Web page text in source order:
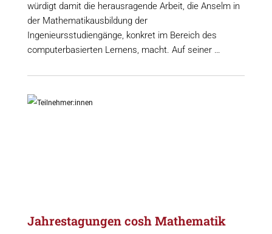
würdigt damit die herausragende Arbeit, die Anselm in
der Mathematikausbildung der
Ingenieursstudiengänge, konkret im Bereich des
computerbasierten Lernens, macht. Auf seiner …
Jahrestagungen cosh Mathematik